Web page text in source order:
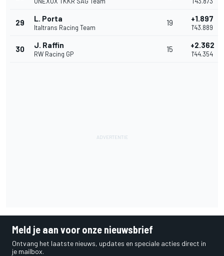
29 L. Porta
Italtrans Racing Team
19 +1.897
1'43.889
30 J. Raffin
RW Racing GP
15 +2.362
1'44.354
Meld je aan voor onze nieuwsbrief
Ontvang het laatste nieuws, updates en speciale acties direct in
je mailbox.